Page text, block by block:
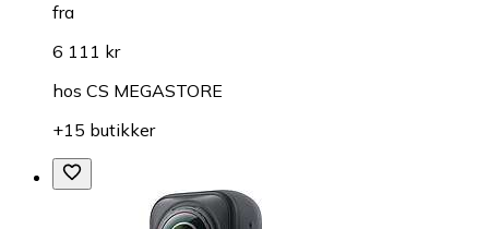
fra
6 111 kr
hos CS MEGASTORE
+15 butikker